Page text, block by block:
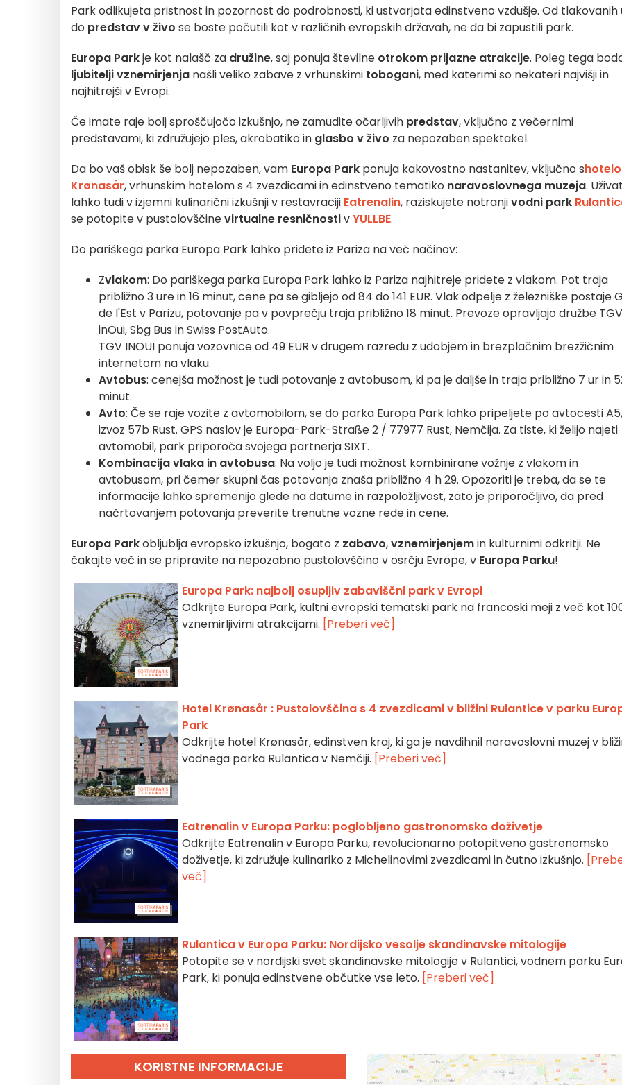
Park odlikujeta pristnost in pozornost do podrobnosti, ki ustvarjata edinstveno vzdušje. Od tlakovanih
do predstav v živo se boste počutili kot v različnih evropskih državah, ne da bi zapustili park.
Europa Parkje kot nalašč za družine, saj ponuja številne otrokom prijazne atrakcije. Poleg tega
ljubitelji vznemirjenja našli veliko zabave z vrhunskimi tobogani, med katerimi so nekateri najvišji in
najhitrejši v Evropi.
Če imate raje bolj sproščujočo izkušnjo, ne zamudite očarljivih predstav, vključno z večernimi
predstavami, ki združujejo ples, akrobatiko in glasbo v živo za nepozaben spektakel.
Da bo vaš obisk še bolj nepozaben, vam Europa Park ponuja kakovostno nastanitev, vključno s
Krønasår, vrhunskim hotelom s 4 zvezdicami in edinstveno tematiko naravoslovnega muzeja.
lahko tudi v izjemni kulinarični izkušnji v restavraciji Eatrenalin, raziskujete notranjivodni park
se potopite v pustolovščinevirtualne resničnostivYULLBE.
Do pariškega parka Europa Park lahko pridete iz Pariza na več načinov:
Zvlakom: Do pariškega parka Europa Park lahko iz Pariza najhitreje pridete z vlakom. Pot traja
približno 3 ure in 16 minut, cene pa se gibljejo od 84 do 141 EUR. Vlak odpelje z železniške postaje
de l'Est v Parizu, potovanje pa v povprečju traja približno 18 minut. Prevoze opravljajo družbe TGV
inOui, Sbg Bus in Swiss PostAuto.
TGV INOUI ponuja vozovnice od 49 EUR v drugem razredu z udobjem in brezplačnim brezžičnim
internetom na vlaku.
Avtobus: cenejša možnost je tudi potovanje z avtobusom, ki pa je daljše in traja približno 7 ur in
minut.
Avto: Če se raje vozite z avtomobilom, se do parka Europa Park lahko pripeljete po avtocesti A5,
izvoz 57b Rust. GPS naslov je Europa-Park-Straße 2 / 77977 Rust, Nemčija. Za tiste, ki želijo najeti
avtomobil, park priporoča svojega partnerja SIXT.
Kombinacija vlaka in avtobusa: Na voljo je tudi možnost kombinirane vožnje z vlakom in
avtobusom, pri čemer skupni čas potovanja znaša približno 4 h 29. Opozoriti je treba, da se te
informacije lahko spremenijo glede na datume in razpoložljivost, zato je priporočljivo, da pred
načrtovanjem potovanja preverite trenutne vozne rede in cene.
Europa Parkobljublja evropsko izkušnjo, bogato z zabavo,vznemirjenjemin kulturnimi odkritji. Ne
čakajte več in se pripravite na nepozabno pustolovščino v osrčju Evrope, v Europa Parku!
Europa Park: najbolj osupljiv zabaviščni park v Evropi
Odkrijte Europa Park, kultni evropski tematski park na francoski meji z več kot
vznemirljivimi atrakcijami. [Preberi več]
Hotel Krønasår : Pustolovščina s 4 zvezdicami v bližini Rulantice v parku
Park
Odkrijte hotel Krønasår, edinstven kraj, ki ga je navdihnil naravoslovni muzej v
vodnega parka Rulantica v Nemčiji. [Preberi več]
Eatrenalin v Europa Parku: poglobljeno gastronomsko doživetje
Odkrijte Eatrenalin v Europa Parku, revolucionarno potopitveno gastronomsko
doživetje, ki združuje kulinariko z Michelinovimi zvezdicami in čutno izkušnjo.
več]
Rulantica v Europa Parku: Nordijsko vesolje skandinavske mitologije
Potopite se v nordijski svet skandinavske mitologije v Rulantici, vodnem parku
Park, ki ponuja edinstvene občutke vse leto. [Preberi več]
KORISTNE INFORMACIJE